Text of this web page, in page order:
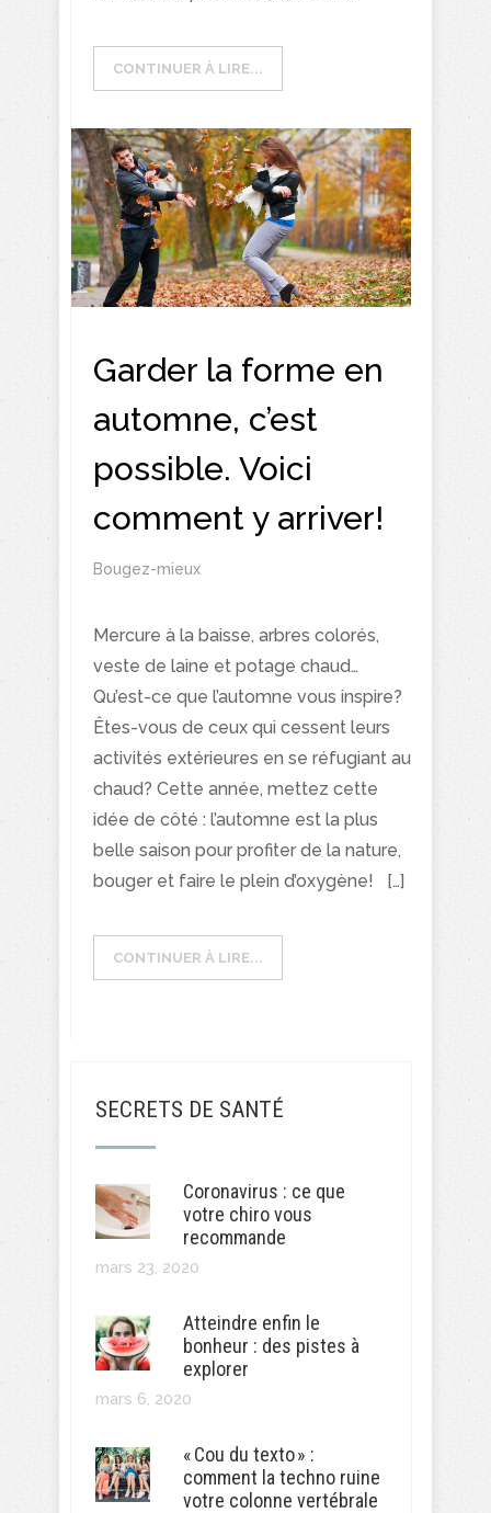
SECRETS DE SANTÉ
Coronavirus : ce que
votre chiro vous
recommande
mars 23, 2020
Atteindre enfin le
bonheur : des pistes à
explorer
mars 6, 2020
« Cou du texto » :
comment la techno ruine
votre colonne vertébrale
CONTINUER À LIRE...
Garder la forme en
automne, c’est
possible. Voici
comment y arriver!
Bougez-mieux
Mercure à la baisse, arbres colorés,
veste de laine et potage chaud…
Qu’est-ce que l’automne vous inspire?
Êtes-vous de ceux qui cessent leurs
activités extérieures en se réfugiant au
chaud? Cette année, mettez cette
idée de côté : l’automne est la plus
belle saison pour profiter de la nature,
bouger et faire le plein d’oxygène! […]
CONTINUER À LIRE...